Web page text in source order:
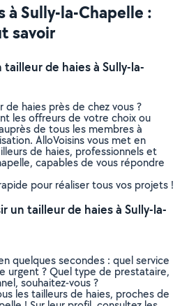
à Sully-la-Chapelle :
savoir
de haies à Sully-la-
de haies près de chez vous ?
les offreurs de votre choix ou
de tous les membres à
AlloVoisins vous met en
de haies, professionnels et
capables de vous répondre
pour réaliser tous vos projets !
un tailleur de haies à Sully-la-
quelques secondes : quel service
urgent ? Quel type de prestataire,
souhaitez-vous ?
les tailleurs de haies, proches de